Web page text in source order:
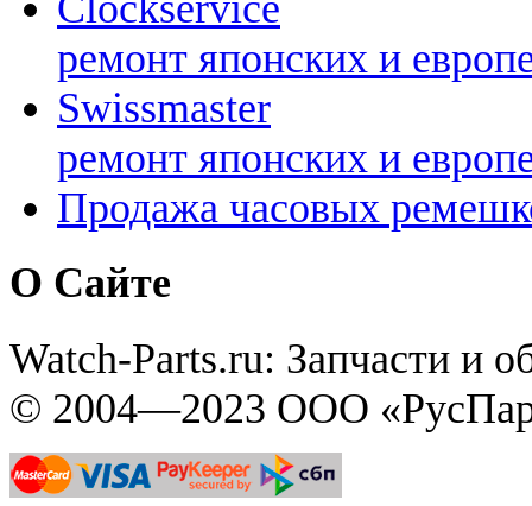
ремонт японских и
Swissmaster
ремонт японских и
Продажа часовых
О Сайте
Watch-Parts.ru: Запчасти и
© 2004—2023 ООО